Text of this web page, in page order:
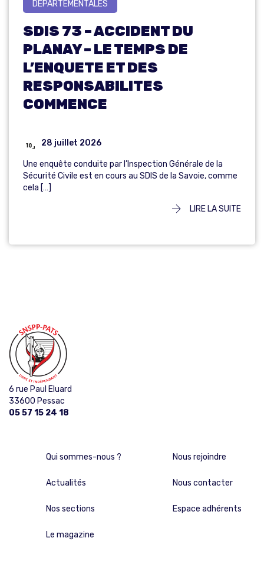
DÉPARTEMENTALES
SDIS 73 – ACCIDENT DU
PLANAY – LE TEMPS DE
L’ENQUETE ET DES
RESPONSABILITES
COMMENCE
28 juillet 2026
Une enquête conduite par l’Inspection Générale de la
Sécurité Civile est en cours au SDIS de la Savoie, comme
cela […]
LIRE LA SUITE
6 rue Paul Eluard
33600 Pessac
05 57 15 24 18
Qui sommes-nous ?
Actualités
Nos sections
Le magazine
Nous rejoindre
Nous contacter
Espace adhérents